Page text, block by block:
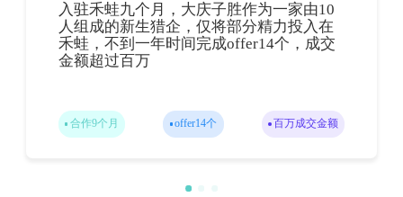
入驻禾蛙九个月，大庆子胜作为一家由10
人组成的新生猎企，仅将部分精力投入在
禾蛙，不到一年时间完成offer14个，成交
金额超过百万
合作9个月 offer14个 百万成交金额